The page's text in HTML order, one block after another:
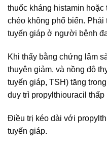
thuốc kháng histamin hoặc
chéo không phổ biến.
tuyến giáp ở người bệnh
Khi thấy bằng chứng lâm
thuyên giảm, và nồng độ
tuyến giáp, TSH) tăng
duy trì propylthiouracil thấp
Điều trị kéo dài với
tuyến giáp.